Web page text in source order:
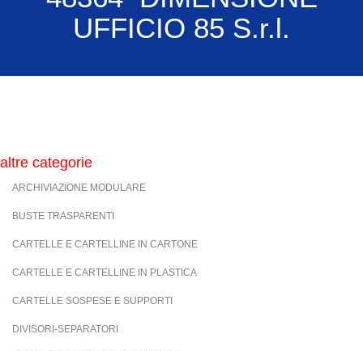
UFFICIO 85 S.r.l.
altre categorie
ARCHIVIAZIONE MODULARE
BUSTE TRASPARENTI
CARTELLE E CARTELLINE IN CARTONE
CARTELLE E CARTELLINE IN PLASTICA
CARTELLE SOSPESE E SUPPORTI
DIVISORI-SEPARATORI